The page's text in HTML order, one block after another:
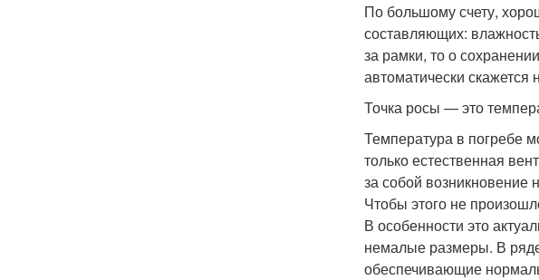
По большому счету,
составляющих:
за рамки, то о
автоматически скажется
Точка росы — это
Температура в погребе
только естественная
за собой возникновение
Чтобы этого не
В особенности это
немалые размеры. В
обеспечивающие